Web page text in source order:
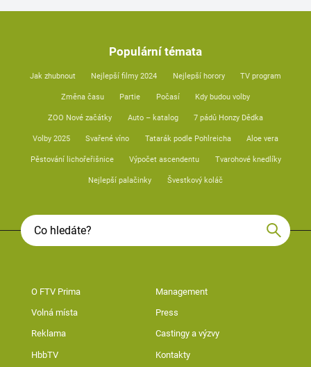
Populární témata
Jak zhubnout Nejlepší filmy 2024 Nejlepší horory TV program
Změna času Partie Počasí Kdy budou volby
ZOO Nové začátky Auto – katalog 7 pádů Honzy Dědka
Volby 2025 Svařené víno Tatarák podle Pohlreicha Aloe vera
Pěstování lichořeřišnice Výpočet ascendentu Tvarohové knedlíky
Nejlepší palačinky Švestkový koláč
O FTV Prima Management
Volná místa Press
Reklama Castingy a výzvy
HbbTV Kontakty